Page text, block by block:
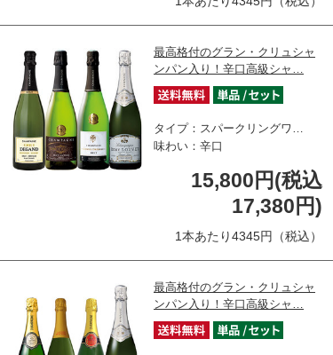
最高格付のグラン・クリュシャ
ンパン入り！辛口高級シャ…
タイプ：スパークリングワ…
味わい：辛口
15,800円(税込
17,380円)
1本あたり4345円（税込）
最高格付のグラン・クリュシャ
ンパン入り！辛口高級シャ…